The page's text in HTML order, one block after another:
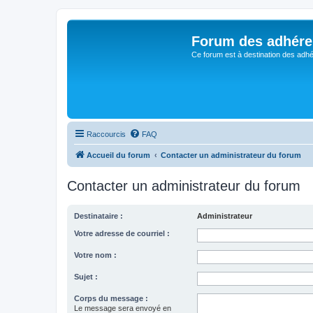
Forum des
Ce forum est à destination des
Raccourcis FAQ
Accueil du forum Contacter un administrateur du forum
Contacter un administrateur du forum
Destinataire : Administrateur
Votre adresse de courriel :
Votre nom :
Sujet :
Corps du message :
Le message sera envoyé en